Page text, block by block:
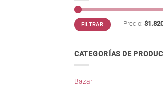
Precio
mínimo
Precio
máximo
FILTRAR Precio:
CATEGORÍAS DE
Bazar